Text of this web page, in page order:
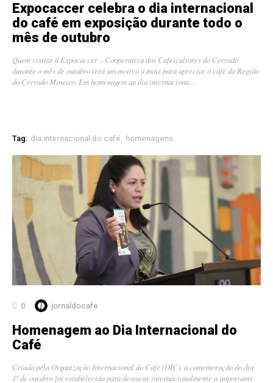
Expocaccer celebra o dia internacional
do café em exposição durante todo o
mês de outubro
Quem visitar a Expocaccer – Cooperativa dos Cafeicultores do Cerrado
durante o mês de outubro terá um motivo a mais para apreciar o café da Região
do Cerrado Mineiro. Em homenagem ao dia internaciona…
Tag: dia internacional do café homenagens
0 jornaldocafe
Homenagem ao Dia Internacional do
Café
Criada pela Organização Internacional do Café (OIC), a comemoração do dia
1º de outubro foi estabelecida para destacar internacionalmente a importante